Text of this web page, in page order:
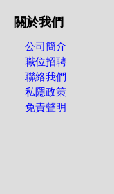
關於我們
公司簡介
職位招聘
聯絡我們
私隱政策
免責聲明